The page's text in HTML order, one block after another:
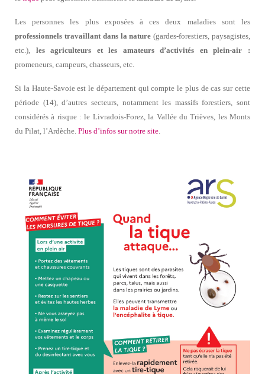
Les personnes les plus exposées à ces deux maladies sont les
professionnels travaillant dans la nature(gardes-forestiers, paysagistes,
etc.), les agriculteurs et les amateurs d’activités en plein-air :
promeneurs, campeurs, chasseurs, etc.
Si la Haute-Savoie est le département qui compte le plus de cas sur cette
période (14), d’autres secteurs, notamment les massifs forestiers, sont
considérés à risque : le Livradois-Forez, la Vallée du Trièves, les Monts
du Pilat, l’Ardèche. Plus d’infos sur notre site